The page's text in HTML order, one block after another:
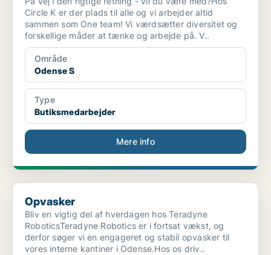
Circle K er der plads til alle og vi arbejder altid
sammen som One team! Vi værdsætter diversitet og
forskellige måder at tænke og arbejde på. V..
Område
Odense S
Type
Butiksmedarbejder
Mere info
Opvasker
Opvasker
Bliv en vigtig del af hverdagen hos Teradyne
RoboticsTeradyne Robotics er i fortsat vækst, og
derfor søger vi en engageret og stabil opvasker til
vores interne kantiner i Odense.Hos os driv..